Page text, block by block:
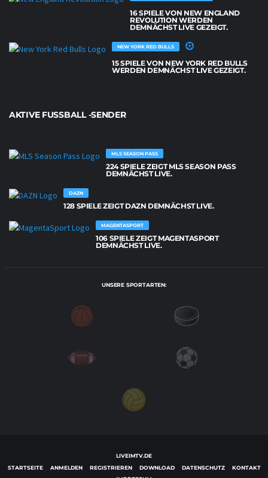
16 SPIELE VON NEW ENGLAND
REVOLUTION WERDEN
DEMNÄCHST LIVE GEZEIGT.
NEW YORK RED BULLS
15 SPIELE VON NEW YORK RED BULLS
WERDEN DEMNÄCHST LIVE GEZEIGT.
AKTIVE FUSSBALL -SENDER
MLS SEASON PASS
224 SPIELE ZEIGT MLS SEASON PASS
DEMNÄCHST LIVE.
DAZN
128 SPIELE ZEIGT DAZN DEMNÄCHST LIVE.
MAGENTASPORT
106 SPIELE ZEIGT MAGENTASPORT
DEMNÄCHST LIVE.
UNSERE SPORTARTEN:
LIVEIMTV.DE
STARTSEITE
ANMELDEN REGISTRIEREN DOWNLOAD DATENSCHUTZ
KONTAKT